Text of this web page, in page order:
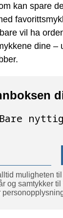
kan spare
vil ha
dine –
muligheten
og samtykker